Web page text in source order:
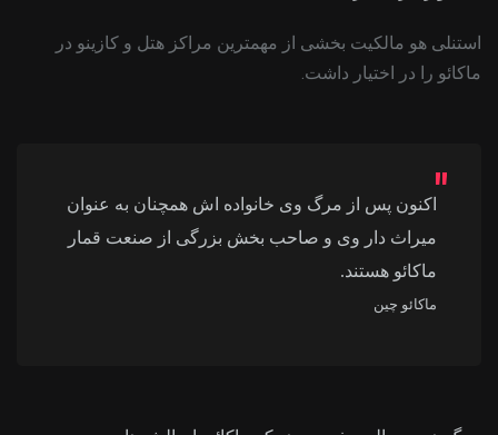
استنلی هو مالکیت بخشی از مهمترین مراکز هتل و کازینو در
ماکائو را در اختیار داشت.
اکنون پس از مرگ وی خانواده اش همچنان به عنوان
میراث دار وی و صاحب بخش بزرگی از صنعت قمار
ماکائو هستند.
ماکائو چین